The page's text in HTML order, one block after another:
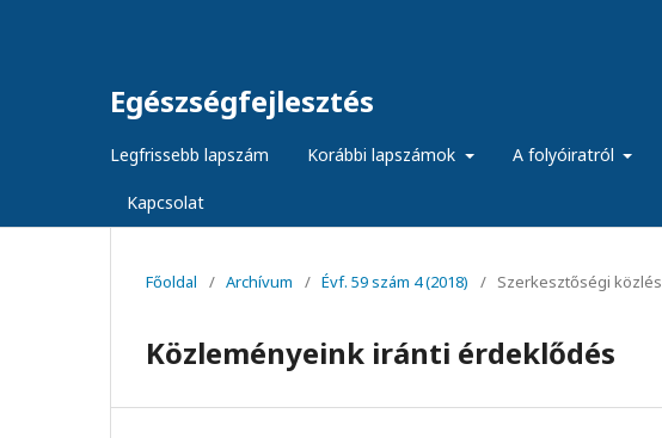
Egészségfejlesztés
Legfrissebb lapszám Korábbi lapszámok A folyóiratról
Kapcsolat
Főoldal / Archívum / Évf. 59 szám 4 (2018) / Szerkesztőségi közlés
Közleményeink iránti érdeklődés